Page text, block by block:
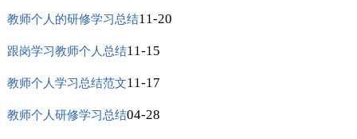
教师个人的研修学习总结11-20
跟岗学习教师个人总结11-15
教师个人学习总结范文11-17
教师个人研修学习总结04-28